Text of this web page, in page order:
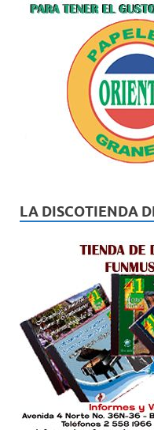
LA DISCOTIENDA